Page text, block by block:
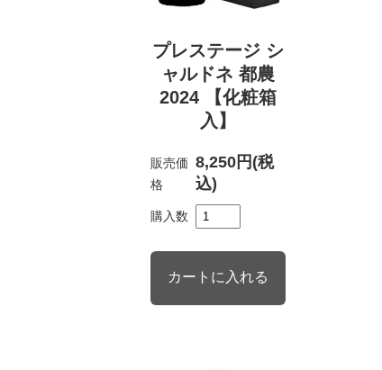
プレステージ シ
ャルドネ 都農
2024 【化粧箱
入】
販売価
格
8,250円(税
込)
購入数